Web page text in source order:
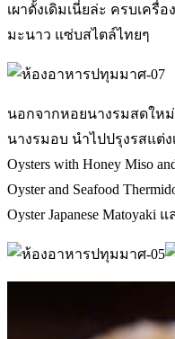
เผาดั้งเดิมเนี่ยล่ะ ครบเค
มะนาว แซ่บสไตล์ไทยๆ
นอกจากหอยนางรมสดให
นางรมอบ นำไปปรุงรสแต่ง
Oysters with Honey Miso
Oyster and Seafood
Oyster Japanese Matoyaki